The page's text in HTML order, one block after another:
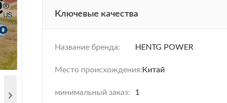
Ключевые качества
Название бренда: HENTG POWER
Место происхождения: Китай
минимальный заказ: 1